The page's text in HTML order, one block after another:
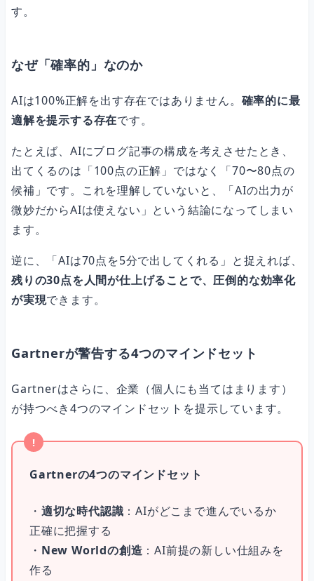
す。
なぜ「確率的」なのか
AIは100%正解を出す存在ではありません。 確率的に最
適解を提示する存在です。
たとえば、AIにブログ記事の構成を考えさせたとき、
出てくるのは「100点の正解」ではなく「70〜80点の
候補」です。これを理解していないと、「AIの出力が
微妙だからAIは使えない」という結論になってしまい
ます。
逆に、「AIは70点を5分で出してくれる」と捉えれば、
残りの30点を人間が仕上げることで、圧倒的な効率化
が実現できます。
Gartnerが警告する4つのマインドセット
Gartnerはさらに、企業（個人にも当てはまります）
が持つべき4つのマインドセットを提示しています。
Gartnerの4つのマインドセット
・ 適切な時代認識 ：AIがどこまで進んでいるか
正確に把握する
・ New Worldの創造 ：AI前提の新しい仕組みを
作る